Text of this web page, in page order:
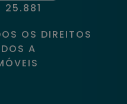
25.881
OS DIREITOS
A